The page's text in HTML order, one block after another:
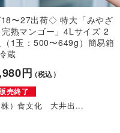
〜27出荷◇ 特大「みやざ
完熟マンゴー」4Lサイズ 2
（1玉：500〜649g）簡易箱
蔵
円（税込）
売終了
株）食文化 大井出...